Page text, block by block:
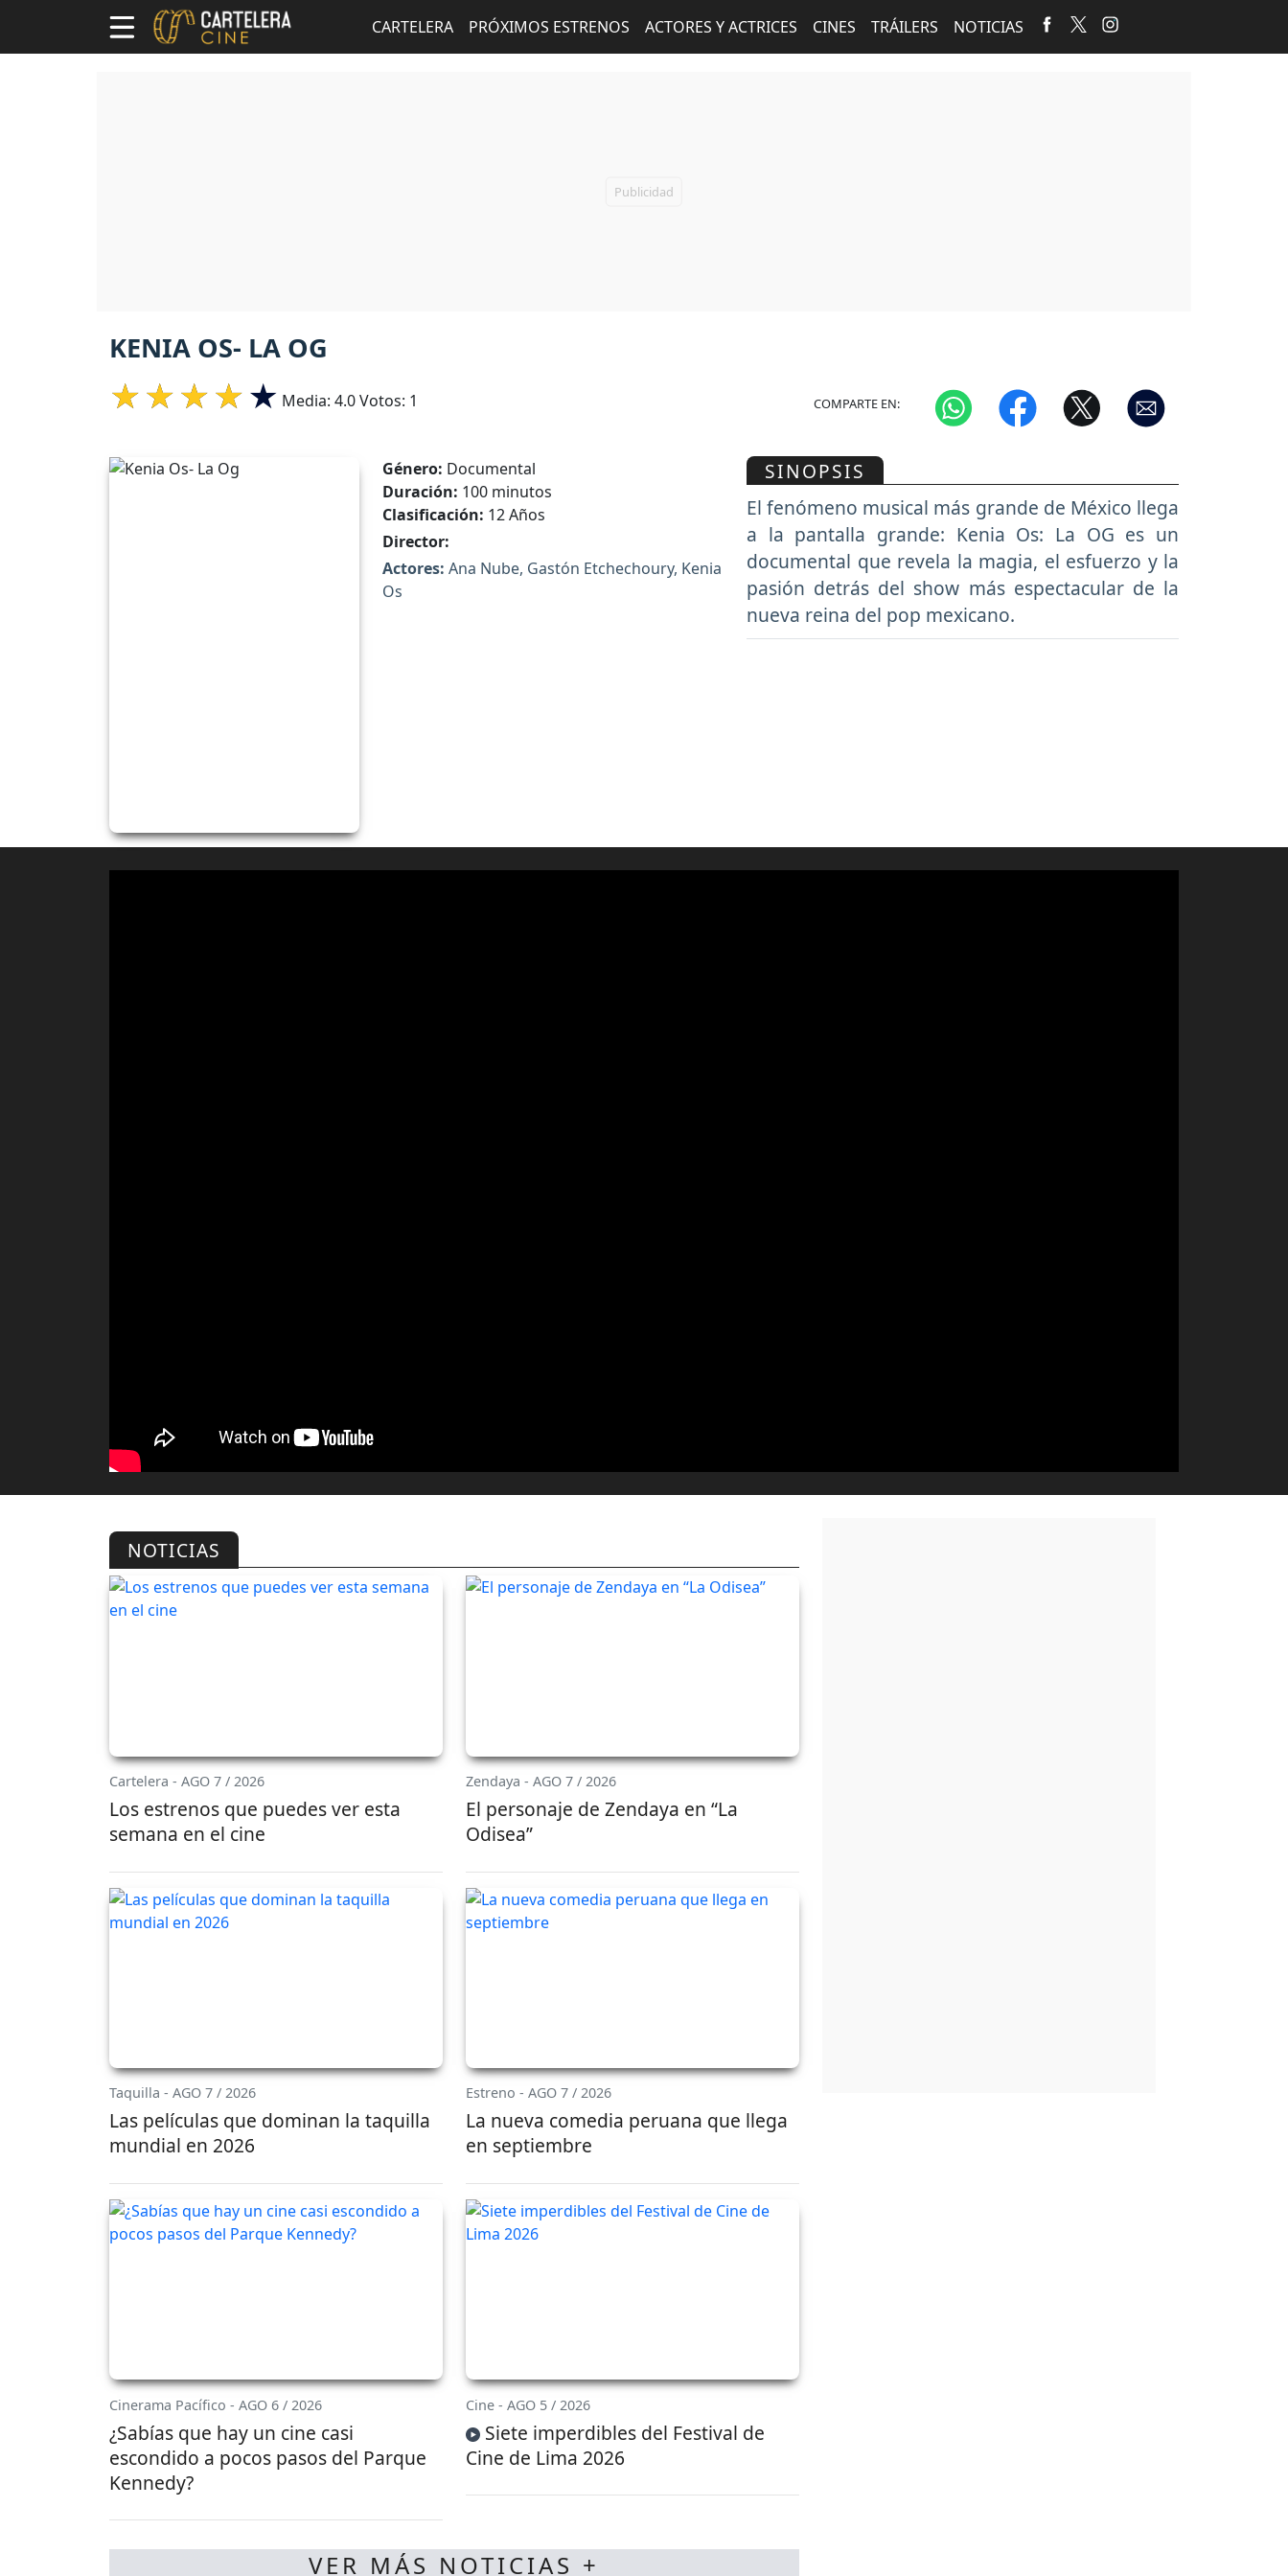
CARTELERA PRÓXIMOS ESTRENOS ACTORES Y ACTRICES CINES TRÁILERS NOTICIAS
KENIA OS- LA OG
Media: 4.0Votos: 1 COMPARTE EN:
Género: Documental
Duración: 100 minutos
Clasificación: 12 Años
Director:
Actores: Ana Nube, Gastón Etchechoury, Kenia
Os
SINOPSIS
El fenómeno musical más grande de México llega
a la pantalla grande: Kenia Os: La OG es un
documental que revela la magia, el esfuerzo y la
pasión detrás del show más espectacular de la
nueva reina del pop mexicano.
NOTICIAS
Cartelera - AGO 7 / 2026
Los estrenos que puedes ver esta
semana en el cine
Zendaya - AGO 7 / 2026
El personaje de Zendaya en “La
Odisea”
Taquilla - AGO 7 / 2026
Las películas que dominan la taquilla
mundial en 2026
Estreno - AGO 7 / 2026
La nueva comedia peruana que llega
en septiembre
Cinerama Pacífico - AGO 6 / 2026
¿Sabías que hay un cine casi
escondido a pocos pasos del Parque
Kennedy?
Cine - AGO 5 / 2026
Siete imperdibles del Festival de
Cine de Lima 2026
VER MÁS NOTICIAS +